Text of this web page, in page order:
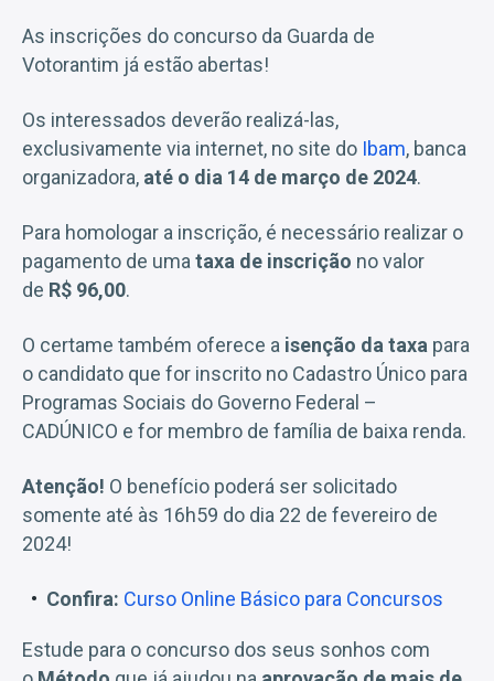
As inscrições do concurso da Guarda de
Votorantim já estão abertas!
Os interessados deverão realizá-las,
exclusivamente via internet, no site do Ibam, banca
organizadora, até o dia 14 de março de 2024.
Para homologar a inscrição, é necessário realizar o
pagamento de uma taxa de inscrição no valor
de R$ 96,00.
O certame também oferece a isenção da taxa para
o candidato que for inscrito no Cadastro Único para
Programas Sociais do Governo Federal –
CADÚNICO e for membro de família de baixa renda.
Atenção! O benefício poderá ser solicitado
somente até às 16h59 do dia 22 de fevereiro de
2024!
Confira: Curso Online Básico para Concursos
Estude para o concurso dos seus sonhos com